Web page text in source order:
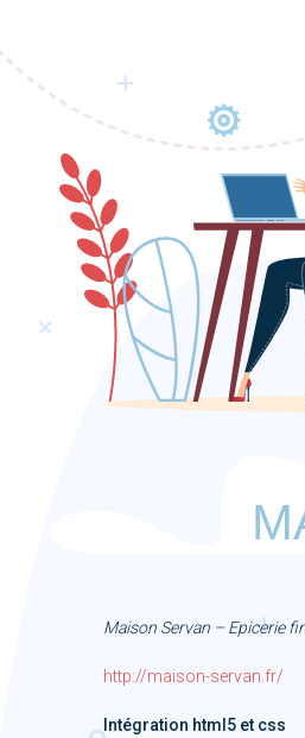
Maison Servan – Epicerie
http://maison-servan.fr/
Intégration html5 et css